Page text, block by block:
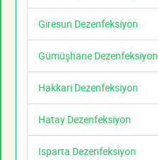
Giresun Dezenfeksiyon
Gümüşhane Dezenfeksiyon
Hakkari Dezenfeksiyon
Hatay Dezenfeksiyon
Isparta Dezenfeksiyon